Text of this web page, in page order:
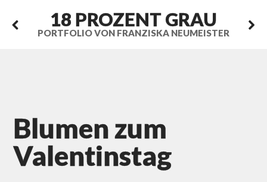
18 PROZENT GRAU
PORTFOLIO VON FRANZISKA NEUMEISTER
Blumen zum
Valentinstag